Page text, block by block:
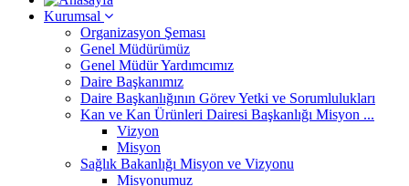
Kurumsal
Organizasyon Şeması
Genel Müdürümüz
Genel Müdür Yardımcımız
Daire Başkanımız
Daire Başkanlığının Görev Yetki ve Sorumlulukları
Kan ve Kan Ürünleri Dairesi Başkanlığı Misyon ...
Vizyon
Misyon
Sağlık Bakanlığı Misyon ve Vizyonu
Misyonumuz